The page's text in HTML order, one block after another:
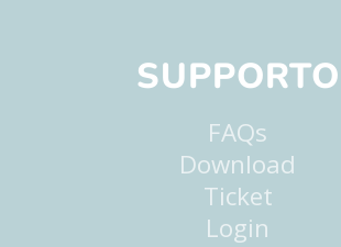
SUPPORTO
FAQs
Download
Ticket
Login